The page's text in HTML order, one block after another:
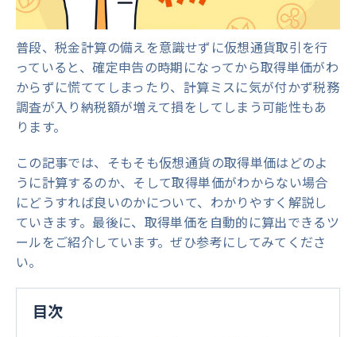
普段、税金計算の備えを意識せずに仮想通貨取引を行
っていると、確定申告の時期になってから取得単価がわ
からずに慌ててしまったり、計算ミスに気が付かず税務
調査が入り納税額が増えて損をしてしまう可能性もあ
ります。
この記事では、そもそも仮想通貨の取得単価はどのよ
うに計算するのか、そして取得単価がわからない場合
にどうすれば良いのかについて、わかりやすく解説し
ていきます。最後に、取得単価を自動的に算出できるツ
ールをご紹介しています。ぜひ参考にしてみてくださ
い。
目次